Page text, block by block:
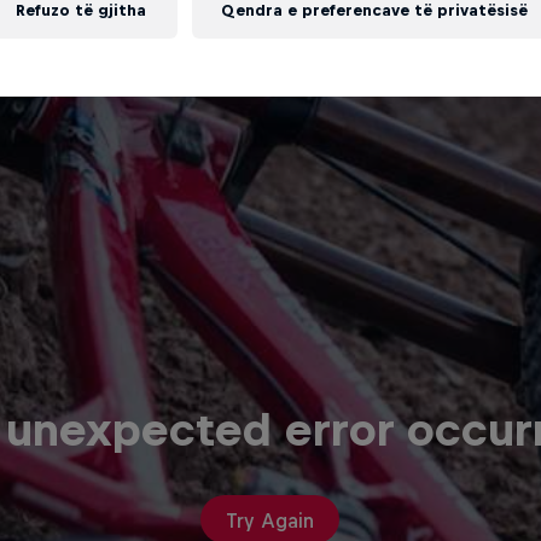
error
Try Again
Refuzo të gjitha Qendra e preferencave të privatësisë